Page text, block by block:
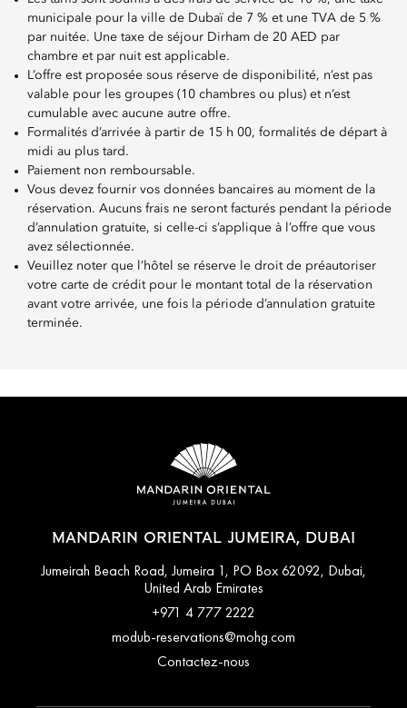
municipale pour la ville de Dubaï de 7 % et une TVA de 5 %
par nuitée. Une taxe de séjour Dirham de 20 AED par
chambre et par nuit est applicable.
L’offre est proposée sous réserve de disponibilité, n’est pas
valable pour les groupes (10 chambres ou plus) et n’est
cumulable avec aucune autre offre.
Formalités d’arrivée à partir de 15 h 00, formalités de départ à
midi au plus tard.
Paiement non remboursable.
Vous devez fournir vos données bancaires au moment de la
réservation. Aucuns frais ne seront facturés pendant la période
d’annulation gratuite, si celle-ci s’applique à l’offre que vous
avez sélectionnée.
Veuillez noter que l’hôtel se réserve le droit de préautoriser
votre carte de crédit pour le montant total de la réservation
avant votre arrivée, une fois la période d’annulation gratuite
terminée.
MANDARIN ORIENTAL JUMEIRA, DUBAI
Jumeirah Beach Road, Jumeira 1, PO Box 62092, Dubai,
United Arab Emirates
+971 4 777 2222
modub-reservations@mohg.com
Contactez-nous